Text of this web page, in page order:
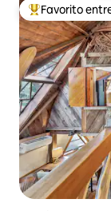
De los mejores
Favorito